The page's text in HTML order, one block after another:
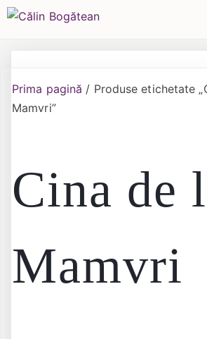
Skip
Călin Bogătean
Picturi originale, icoane
și sticlă, portrete și restaurare
Prima pagină / Produse etichetate
Mamvri”
Cina de
Mamvri